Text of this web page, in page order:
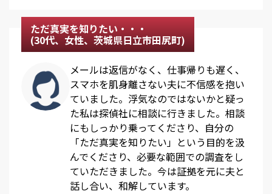
ただ真実を知りたい・・・
(30代、女性、茨城県日立市田尻町)
メールは返信がなく、仕事帰りも遅く、
スマホを肌身離さない夫に不信感を抱い
ていました。浮気なのではないかと疑っ
た私は探偵社に相談に行きました。相談
にもしっかり乗ってくださり、自分の
「ただ真実を知りたい」という目的を汲
んでくださり、必要な範囲での調査をし
ていただきました。今は証拠を元に夫と
話し合い、和解しています。